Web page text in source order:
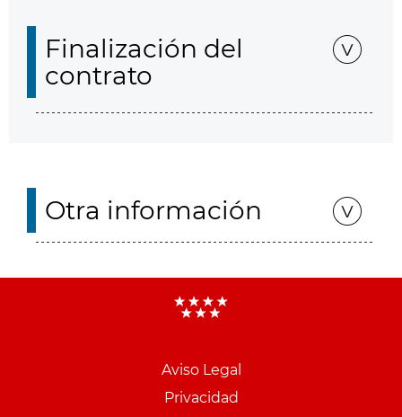
Finalización del
contrato
Otra información
Aviso Legal
Privacidad